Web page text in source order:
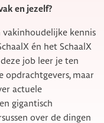
en jezelf?
kennis
én het SchaalX
job leer je ten
opdrachtgevers, maar
actuele
gigantisch
over de dingen